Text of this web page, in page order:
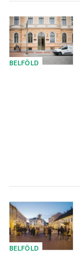
BELFÖLD
BELFÖLD